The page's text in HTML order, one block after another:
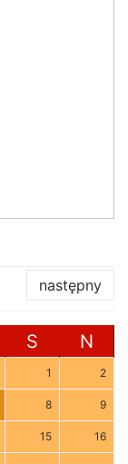
następny
S N
1 2
8 9
15 16